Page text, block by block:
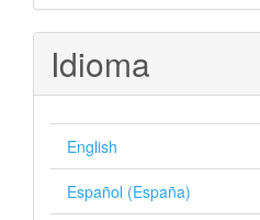
Idioma
English
Español (España)